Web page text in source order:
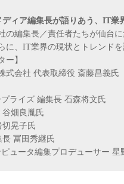
ィア編集長が語りあう、IT業
の編集長／責任者たちが仙台に
に、IT業界の現状とトレンドを
ー】
式会社 代表取締役 斎藤昌義氏
ライズ 編集長 石森将文氏
谷畑良胤氏
晃子氏
長 冨田秀継氏
ピュータ編集プロデューサー 星